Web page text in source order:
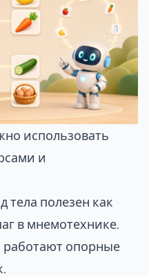
использовать
и
тела полезен как
в мнемотехнике.
работают опорные